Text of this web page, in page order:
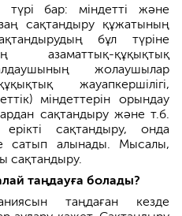
түрі бар: міндетті және
сақтандыру құжатының
бұл түріне
азаматтық-құқықтық
жолаушылар
жауапкершілігі,
міндеттерін орындау
сақтандыру және т.б.
сақтандыру, онда
сатып алынады. Мысалы,
сақтандыру.
таңдауға болады?
таңдаған кезде